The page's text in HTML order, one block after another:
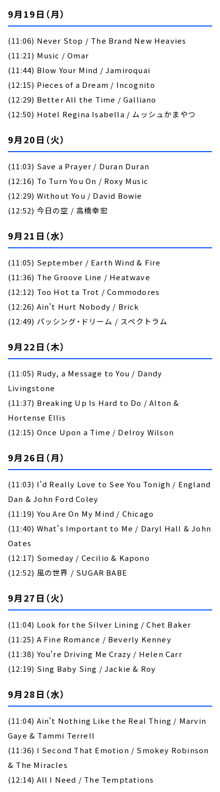
9月19日（月）
(11:06) Never Stop / The Brand New Heavies
(11:21) Music / Omar
(11:44) Blow Your Mind / Jamiroquai
(12:15) Pieces of a Dream / Incognito
(12:29) Better All the Time / Galliano
(12:50) Hotel Regina Isabella / ムッシュかまやつ
9月20日（火）
(11:03) Save a Prayer / Duran Duran
(12:16) To Turn You On / Roxy Music
(12:29) Without You / David Bowie
(12:52) 今日の空 / 高橋幸宏
9月21日（水）
(11:05) September / Earth Wind & Fire
(11:36) The Groove Line / Heatwave
(12:12) Too Hot ta Trot / Commodores
(12:26) Ain't Hurt Nobody / Brick
(12:49) パッシング・ドリーム / スペクトラム
9月22日（木）
(11:05) Rudy, a Message to You / Dandy
Livingstone
(11:37) Breaking Up Is Hard to Do / Alton &
Hortense Ellis
(12:15) Once Upon a Time / Delroy Wilson
9月26日（月）
(11:03) I'd Really Love to See You Tonigh / England
Dan & John Ford Coley
(11:19) You Are On My Mind / Chicago
(11:40) What's Important to Me / Daryl Hall & John
Oates
(12:17) Someday / Cecilio & Kapono
(12:52) 風の世界 / SUGAR BABE
9月27日（火）
(11:04) Look for the Silver Lining / Chet Baker
(11:25) A Fine Romance / Beverly Kenney
(11:38) You're Driving Me Crazy / Helen Carr
(12:19) Sing Baby Sing / Jackie & Roy
9月28日（水）
(11:04) Ain't Nothing Like the Real Thing / Marvin
Gaye & Tammi Terrell
(11:36) I Second That Emotion / Smokey Robinson
& The Miracles
(12:14) All I Need / The Temptations